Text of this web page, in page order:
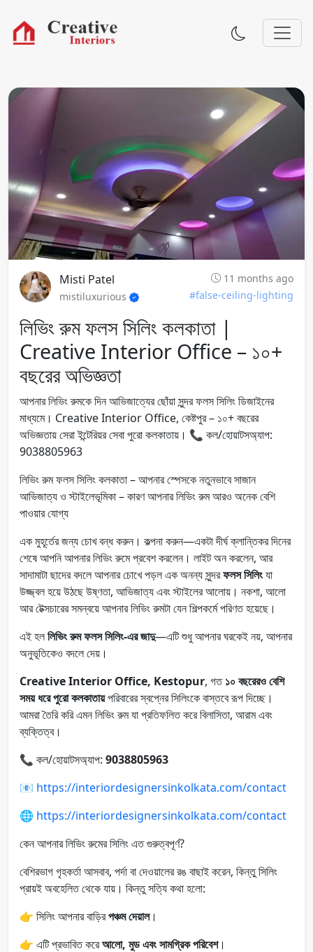
Misti Patel
11 months ago
mistiluxurious
#false-ceiling-lighting
লিভিং রুম ফলস সিলিং কলকাতা |
Creative Interior Office – ১০+
বছরের অভিজ্ঞতা
আপনার লিভিং রুমকে দিন আভিজাত্যের ছোঁয়া সুন্দর ফলস সিলিং ডিজাইনের
মাধ্যমে। Creative Interior Office, কেষ্টপুর – ১০+ বছরের
অভিজ্ঞতায় সেরা ইন্টেরিয়র সেবা পুরো কলকাতায়। 📞 কল/হোয়াটসঅ্যাপ:
9038805963
লিভিং রুম ফলস সিলিং কলকাতা – আপনার স্পেসকে নতুনভাবে সাজান
আভিজাত্য ও স্টাইলেভূমিকা – কারণ আপনার লিভিং রুম আরও অনেক বেশি
পাওয়ার যোগ্য
এক মুহূর্তের জন্য চোখ বন্ধ করুন। কল্পনা করুন—একটা দীর্ঘ ক্লান্তিকর দিনের
শেষে আপনি আপনার লিভিং রুমে প্রবেশ করলেন। লাইট অন করলেন, আর
সাদামাটা ছাদের বদলে আপনার চোখে পড়ল এক অনন্য সুন্দরফলস সিলিংযা
উজ্জ্বল হয়ে উঠছে উষ্ণতা, আভিজাত্য এবং স্টাইলের আলোয়। নকশা, আলো
আর টেক্সচারের সমন্বয়ে আপনার লিভিং রুমটা যেন শিল্পকর্মে পরিণত হয়েছে।
এই হললিভিং রুম ফলস সিলিং-এর জাদু—এটি শুধু আপনার ঘরকেই নয়, আপনার
অনুভূতিকেও বদলে দেয়।
Creative Interior Office, Kestopur, গত১০ বছরেরও বেশি
সময় ধরে পুরো কলকাতায়পরিবারের স্বপ্নের সিলিংকে বাস্তবে রূপ দিচ্ছে।
আমরা তৈরি করি এমন লিভিং রুম যা প্রতিফলিত করে বিলাসিতা, আরাম এবং
ব্যক্তিত্ব।
📞 কল/হোয়াটসঅ্যাপ: 9038805963
📧 https://interiordesignersinkolkata.com/contact
🌐 https://interiordesignersinkolkata.com/contact
কেন আপনার লিভিং রুমের সিলিং এত গুরুত্বপূর্ণ?
বেশিরভাগ গৃহকর্তা আসবাব, পর্দা বা দেওয়ালের রঙ বাছাই করেন, কিন্তু সিলিং
প্রায়ই অবহেলিত থেকে যায়। কিন্তু সত্যি কথা হলো:
👉 সিলিং আপনার বাড়িরপঞ্চম দেয়াল।
👉 এটি প্রভাবিত করেআলো, মুড এবং সামগ্রিক পরিবেশ।